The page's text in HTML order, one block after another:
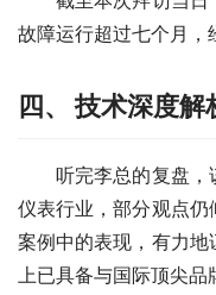
故障运行超过七个月，
四、 技术深度
听完李总的复盘，
仪表行业，部分观点
案例中的表现，有力
上已具备与国际顶尖品